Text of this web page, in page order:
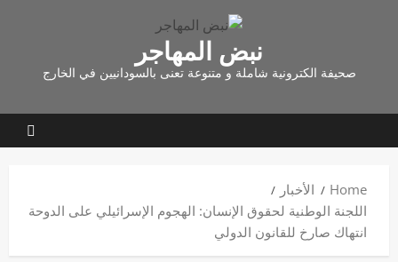
نبض المهاجر
صحيفة الكترونية شاملة و متنوعة تعنى بالسودانيين في الخارج
Home
الأخبار
اللجنة الوطنية لحقوق الإنسان: الهجوم الإسرائيلي على الدوحة
انتهاك صارخ للقانون الدولي